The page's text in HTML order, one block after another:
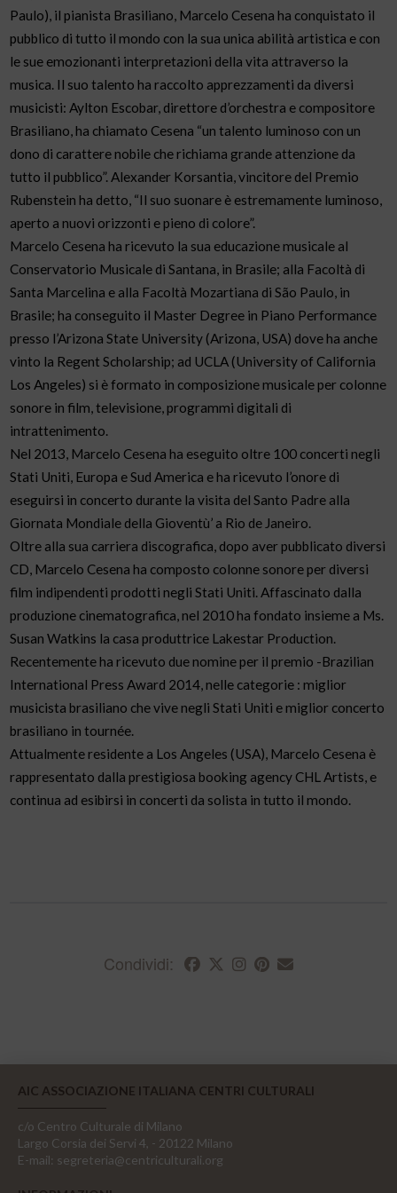
Paulo), il pianista Brasiliano, Marcelo Cesena ha conquistato il
pubblico di tutto il mondo con la sua unica abilità artistica e con
le sue emozionanti interpretazioni della vita attraverso la
musica. Il suo talento ha raccolto apprezzamenti da diversi
musicisti: Aylton Escobar, direttore d’orchestra e compositore
Brasiliano, ha chiamato Cesena “un talento luminoso con un
dono di carattere nobile che richiama grande attenzione da
tutto il pubblico”. Alexander Korsantia, vincitore del Premio
Rubenstein ha detto, “Il suo suonare è estremamente luminoso,
aperto a nuovi orizzonti e pieno di colore”.
Marcelo Cesena ha ricevuto la sua educazione musicale al
Conservatorio Musicale di Santana, in Brasile; alla Facoltà di
Santa Marcelina e alla Facoltà Mozartiana di São Paulo, in
Brasile; ha conseguito il Master Degree in Piano Performance
presso l’Arizona State University (Arizona, USA) dove ha anche
vinto la Regent Scholarship; ad UCLA (University of California
Los Angeles) si è formato in composizione musicale per colonne
sonore in film, televisione, programmi digitali di
intrattenimento.
Nel 2013, Marcelo Cesena ha eseguito oltre 100 concerti negli
Stati Uniti, Europa e Sud America e ha ricevuto l’onore di
eseguirsi in concerto durante la visita del Santo Padre alla
Giornata Mondiale della Gioventù’ a Rio de Janeiro.
Oltre alla sua carriera discografica, dopo aver pubblicato diversi
CD, Marcelo Cesena ha composto colonne sonore per diversi
film indipendenti prodotti negli Stati Uniti. Affascinato dalla
produzione cinematografica, nel 2010 ha fondato insieme a Ms.
Susan Watkins la casa produttrice Lakestar Production.
Recentemente ha ricevuto due nomine per il premio -Brazilian
International Press Award 2014, nelle categorie : miglior
musicista brasiliano che vive negli Stati Uniti e miglior concerto
brasiliano in tournée.
Attualmente residente a Los Angeles (USA), Marcelo Cesena è
rappresentato dalla prestigiosa booking agency CHL Artists, e
continua ad esibirsi in concerti da solista in tutto il mondo.
Condividi:
AIC ASSOCIAZIONE ITALIANA CENTRI CULTURALI
c/o Centro Culturale di Milano
Largo Corsia dei Servi 4, - 20122 Milano
E-mail: segreteria@centriculturali.org